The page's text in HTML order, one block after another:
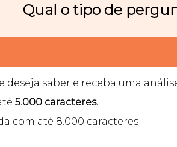
Qual o tipo de
deseja saber e receba uma
5.000 caracteres.
com até 8.000 caracteres